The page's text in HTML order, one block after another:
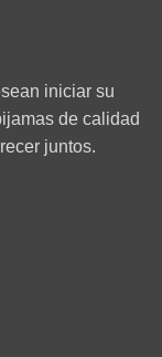
iniciar su
de calidad
juntos.